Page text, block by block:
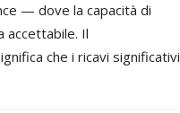
— dove la capacità di
Il
che i ricavi significativi